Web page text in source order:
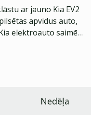
ar jauno Kia EV2
apvidus auto,
elektroauto saimē
Nedēļa